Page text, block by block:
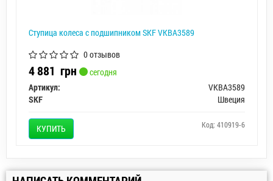
Ступица колеса с подшипником SKF VKBA3589
0 отзывов
4 881 грн
сегодня
Артикул:
VKBA3589
SKF
Швеция
КУПИТЬ Код: 410919-6